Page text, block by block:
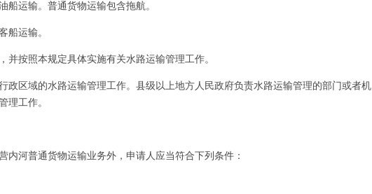
船运输。普通货物运输包含拖航。
运输。
照本规定具体实施有关水路运输管理工作。
区域的水路运输管理工作。县级以上地方人民政府负责水路运输管理的部门或者机
理工作。
普通货物运输业务外，申请人应当符合下列条件：